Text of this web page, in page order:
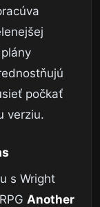
počkať
verziu.
s Wright
Another